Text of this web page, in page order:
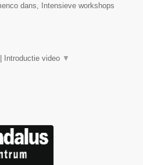
dans, Intensieve workshops
| Introductie video ▼